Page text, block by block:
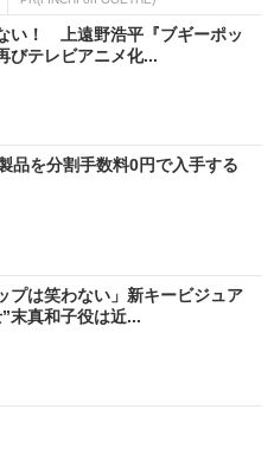
い！ 上遠野浩平『ブギーポッ
びテレビアニメ化...
品を分割手数料0円で入手する
プは笑わない」新キービジュア
真和子役は近...